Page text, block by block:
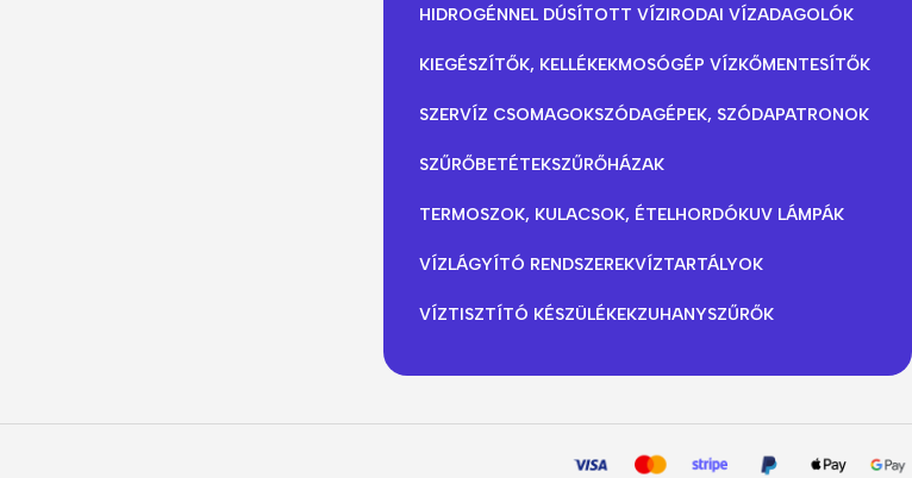
HIDROGÉNNEL DÚSÍTOTT VÍZIRODAI VÍZADAGOLÓK
KIEGÉSZÍTŐK, KELLÉKEKMOSÓGÉP VÍZKŐMENTESÍTŐK
SZERVÍZ CSOMAGOKSZÓDAGÉPEK, SZÓDAPATRONOK
SZŰRŐBETÉTEKSZŰRŐHÁZAK
TERMOSZOK, KULACSOK, ÉTELHORDÓKUV LÁMPÁK
VÍZLÁGYÍTÓ RENDSZEREKVÍZTARTÁLYOK
VÍZTISZTÍTÓ KÉSZÜLÉKEKZUHANYSZŰRŐK